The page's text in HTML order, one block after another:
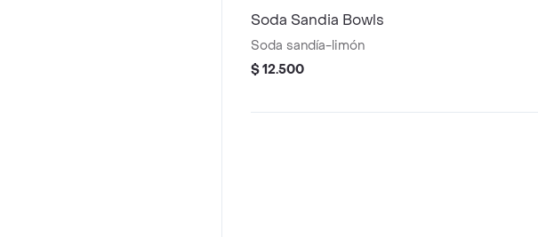
Soda Sandia Bowls
Soda sandía-limón
$ 12.500